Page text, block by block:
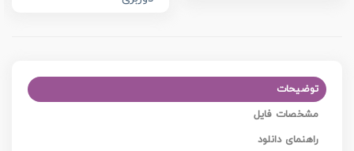
توضیحات
مشخصات فایل
راهنمای دانلود